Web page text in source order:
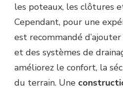
les poteaux, les clôtures
Cependant, pour une
est recommandé
et des systèmes de
améliorez le confort, la
du terrain. Une